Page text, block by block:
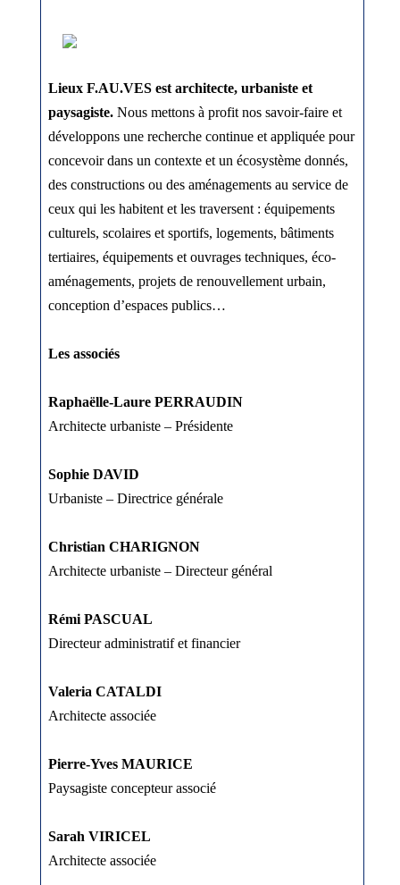
Lieux F.AU.VES est architecte, urbaniste et
paysagiste. Nous mettons à profit nos savoir-faire et
développons une recherche continue et appliquée pour
concevoir dans un contexte et un écosystème donnés,
des constructions ou des aménagements au service de
ceux qui les habitent et les traversent : équipements
culturels, scolaires et sportifs, logements, bâtiments
tertiaires, équipements et ouvrages techniques, éco-
aménagements, projets de renouvellement urbain,
conception d’espaces publics…
Les associés
Raphaëlle-Laure PERRAUDIN
Architecte urbaniste – Présidente
Sophie DAVID
Urbaniste – Directrice générale
Christian CHARIGNON
Architecte urbaniste – Directeur général
Rémi PASCUAL
Directeur administratif et financier
Valeria CATALDI
Architecte associée
Pierre-Yves MAURICE
Paysagiste concepteur associé
Sarah VIRICEL
Architecte associée